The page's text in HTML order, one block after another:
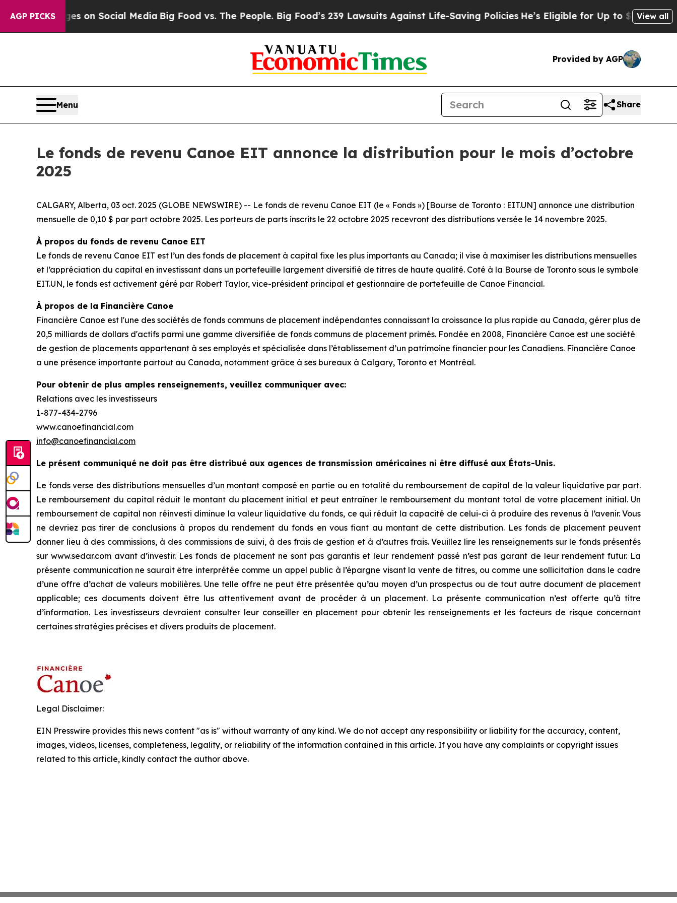
AGP PICKS
Messages on Social MediaBig Food vs. The People. Big Food’s 239 Lawsuits Against Life-Saving PoliciesHe’s Eligible for Up to $480,000 After
View all
Provided by AGP
Menu Share
Le fonds de revenu Canoe EIT annonce la distribution pour le mois d’octobre
2025
CALGARY, Alberta, 03 oct. 2025 (GLOBE NEWSWIRE) -- Le fonds de revenu Canoe EIT (le « Fonds ») [Bourse de Toronto : EIT.UN] annonce une distribution
mensuelle de 0,10 $ par part octobre 2025. Les porteurs de parts inscrits le 22 octobre 2025 recevront des distributions versée le 14 novembre 2025.
À propos du fonds de revenu Canoe EIT
Le fonds de revenu Canoe EIT est l’un des fonds de placement à capital fixe les plus importants au Canada; il vise à maximiser les distributions mensuelles
et l’appréciation du capital en investissant dans un portefeuille largement diversifié de titres de haute qualité. Coté à la Bourse de Toronto sous le symbole
EIT.UN, le fonds est activement géré par Robert Taylor, vice-président principal et gestionnaire de portefeuille de Canoe Financial.
À propos de la Financière Canoe
Financière Canoe est l'une des sociétés de fonds communs de placement indépendantes connaissant la croissance la plus rapide au Canada, gérer plus de
20,5 milliards de dollars d'actifs parmi une gamme diversifiée de fonds communs de placement primés. Fondée en 2008, Financière Canoe est une société
de gestion de placements appartenant à ses employés et spécialisée dans l’établissement d’un patrimoine financier pour les Canadiens. Financière Canoe
a une présence importante partout au Canada, notamment grâce à ses bureaux à Calgary, Toronto et Montréal.
Pour obtenir de plus amples renseignements, veuillez communiquer avec:
Relations avec les investisseurs
1-877-434-2796
www.canoefinancial.com
info@canoefinancial.com
Le présent communiqué ne doit pas être distribué aux agences de transmission américaines ni être diffusé aux États-Unis.
Le fonds verse des distributions mensuelles d’un montant composé en partie ou en totalité du remboursement de capital de la valeur liquidative par part.
Le remboursement du capital réduit le montant du placement initial et peut entraîner le remboursement du montant total de votre placement initial. Un
remboursement de capital non réinvesti diminue la valeur liquidative du fonds, ce qui réduit la capacité de celui-ci à produire des revenus à l’avenir. Vous
ne devriez pas tirer de conclusions à propos du rendement du fonds en vous fiant au montant de cette distribution. Les fonds de placement peuvent
donner lieu à des commissions, à des commissions de suivi, à des frais de gestion et à d’autres frais. Veuillez lire les renseignements sur le fonds présentés
sur www.sedar.com avant d’investir. Les fonds de placement ne sont pas garantis et leur rendement passé n’est pas garant de leur rendement futur. La
présente communication ne saurait être interprétée comme un appel public à l’épargne visant la vente de titres, ou comme une sollicitation dans le cadre
d’une offre d’achat de valeurs mobilières. Une telle offre ne peut être présentée qu’au moyen d’un prospectus ou de tout autre document de placement
applicable; ces documents doivent être lus attentivement avant de procéder à un placement. La présente communication n’est offerte qu’à titre
d’information. Les investisseurs devraient consulter leur conseiller en placement pour obtenir les renseignements et les facteurs de risque concernant
certaines stratégies précises et divers produits de placement.
Legal Disclaimer:
EIN Presswire provides this news content "as is" without warranty of any kind. We do not accept any responsibility or liability for the accuracy, content,
images, videos, licenses, completeness, legality, or reliability of the information contained in this article. If you have any complaints or copyright issues
related to this article, kindly contact the author above.